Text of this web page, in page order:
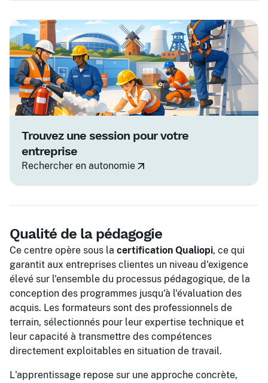
Trouvez une session pour votre
entreprise
Rechercher en autonomie
Qualité de la pédagogie
Ce centre opère sous la certification Qualiopi, ce qui
garantit aux entreprises clientes un niveau d'exigence
élevé sur l'ensemble du processus pédagogique, de la
conception des programmes jusqu'à l'évaluation des
acquis. Les formateurs sont des professionnels de
terrain, sélectionnés pour leur expertise technique et
leur capacité à transmettre des compétences
directement exploitables en situation de travail.
L'apprentissage repose sur une approche concrète,